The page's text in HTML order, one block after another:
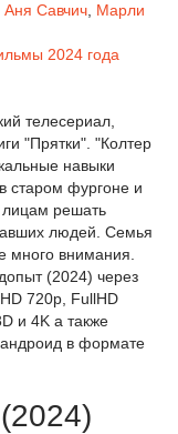
Аня Савчич Марли
2024 года
телесериал,
"Прятки". "Колтер
навыки
старом фургоне и
лицам решать
людей. Семья
много внимания.
(2024) через
720p, FullHD
и 4K а также
в формате